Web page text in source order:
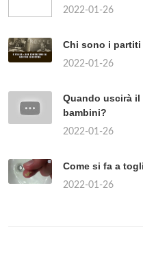
2022-01-26
Chi sono i
2022-01-26
Quando uscirà il
bambini?
2022-01-26
Come si fa a
2022-01-26